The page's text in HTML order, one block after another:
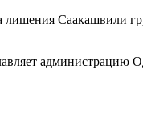
лишения Саакашвили
администрацию